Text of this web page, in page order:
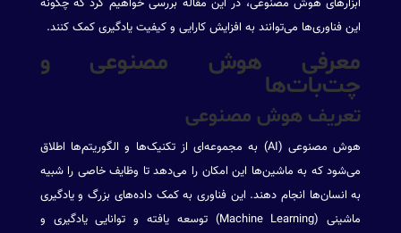
این فناوری‌ها می‌توانند به افزایش کارایی و کیفیت یادگیری کمک کنند.
معرفی هوش مصنوعی و
چت‌بات‌ها
تعریف هوش مصنوعی
هوش مصنوعی (AI) به مجموعه‌ای از تکنیک‌ها و الگوریتم‌ها اطلاق
می‌شود که به ماشین‌ها این امکان را می‌دهد تا وظایف خاصی را شبیه
به انسان‌ها انجام دهند. این فناوری به کمک داده‌های بزرگ و یادگیری
ماشینی (Machine Learning) توسعه یافته و توانایی یادگیری و